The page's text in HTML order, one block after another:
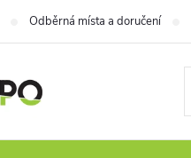
Odběrná místa a doručení